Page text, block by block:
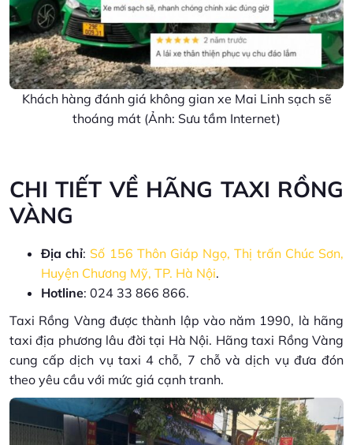
Khách hàng đánh giá không gian xe Mai Linh sạch sẽ
thoáng mát (Ảnh: Sưu tầm Internet)
CHI TIẾT VỀ HÃNG TAXI RỒNG
VÀNG
Địa chỉ: Số 156 Thôn Giáp Ngọ, Thị trấn Chúc Sơn,
Huyện Chương Mỹ, TP. Hà Nội.
Hotline: 024 33 866 866.
Taxi Rồng Vàng được thành lập vào năm 1990, là hãng
taxi địa phương lâu đời tại Hà Nội. Hãng taxi Rồng Vàng
cung cấp dịch vụ taxi 4 chỗ, 7 chỗ và dịch vụ đưa đón
theo yêu cầu với mức giá cạnh tranh.